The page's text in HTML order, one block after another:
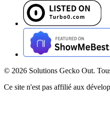
© 2026 Solutions Gecko Out.
Ce site n'est pas affilié aux